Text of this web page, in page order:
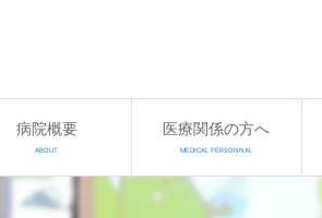
病院概要
ABOUT
医療関係の方へ
MEDICAL PERSONNAL